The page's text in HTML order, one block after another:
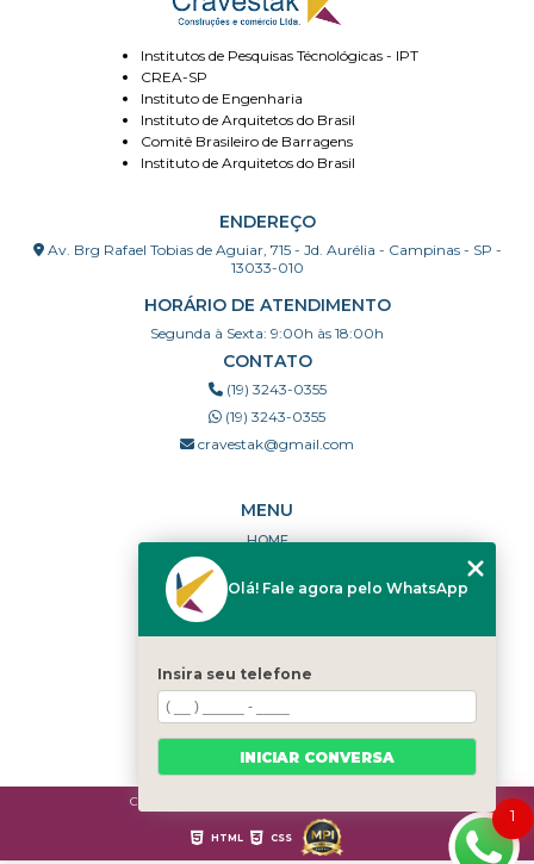
Institutos de Pesquisas Técnológicas - IPT
CREA-SP
Instituto de Engenharia
Instituto de Arquitetos do Brasil
Comitê Brasileiro de Barragens
Instituto de Arquitetos do Brasil
ENDEREÇO
Av. Brg Rafael Tobias de Aguiar, 715 - Jd. Aurélia - Campinas - SP -
13033-010
HORÁRIO DE ATENDIMENTO
Segunda à Sexta: 9:00h às 18:00h
CONTATO
(19) 3243-0355
(19) 3243-0355
cravestak@gmail.com
MENU
HOME
PORTFÓLIO
DÚVIDAS FREQUENTES
CATEGORIAS
MAPA DO SITE
Copyright © Cravestak. (Lei 9610 de 19/02/1998)
HTML CSS
1
Olá! Fale agora pelo WhatsApp
Insira seu telefone
INICIAR CONVERSA